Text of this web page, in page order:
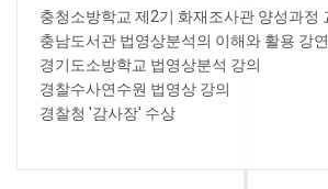
충청소방학교 제2기 화재조사관 양성과정
충남도서관 법영상분석의 이해와 활용 강연
경기도소방학교 법영상분석 강의
경찰수사연수원 법영상 강의
경찰청 '감사장' 수상